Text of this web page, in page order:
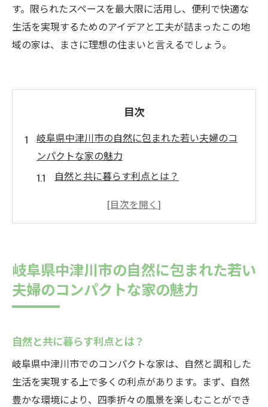
す。限られたスペースを最大限に活用し、便利で快適な
生活を実現するためのアイデアと工夫が詰まったこの地
域の家は、まさに理想の住まいと言えるでしょう。
目次
岐阜県中津川市の自然に包まれた若い夫婦のコ
ンパクトな家の魅力
自然と共に暮らす利点とは？
中津川市の四季を楽しむ家作りのポイント
自然素材を取り入れた快適な暮らし
限られたスペースを活用！中津川市で叶えるコ
限られた空間を有効に使う収納テクニック
オープンコンセプトで広がる空間の魅力
コンパクトでも贅沢なキッチンづくり
二人暮らしに最適な多機能ルームの活用法
岐阜県中津川市の自然に包まれた若い
夫婦のコンパクトな家の魅力
自然と共に暮らす利点とは？
岐阜県中津川市でのコンパクトな家は、自然と調和した
生活を実現する上で多くの利点があります。まず、自然
豊かな環境により、四季折々の風景を楽しむことができ